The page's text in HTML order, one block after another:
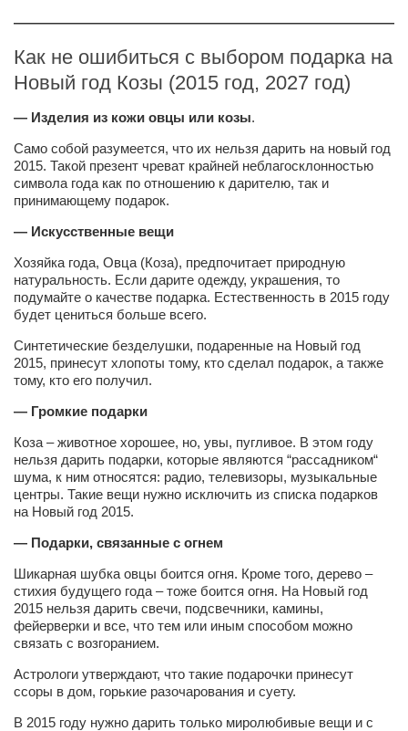
Как не ошибиться с выбором подарка на
Новый год Козы (2015 год, 2027 год)
— Изделия из кожи овцы или козы.
Само собой разумеется, что их нельзя дарить на новый год
2015. Такой презент чреват крайней неблагосклонностью
символа года как по отношению к дарителю, так и
принимающему подарок.
— Искусственные вещи
Хозяйка года, Овца (Коза), предпочитает природную
натуральность. Если дарите одежду, украшения, то
подумайте о качестве подарка. Естественность в 2015 году
будет цениться больше всего.
Синтетические безделушки, подаренные на Новый год
2015, принесут хлопоты тому, кто сделал подарок, а также
тому, кто его получил.
— Громкие подарки
Коза – животное хорошее, но, увы, пугливое. В этом году
нельзя дарить подарки, которые являются “рассадником“
шума, к ним относятся: радио, телевизоры, музыкальные
центры. Такие вещи нужно исключить из списка подарков
на Новый год 2015.
— Подарки, связанные с огнем
Шикарная шубка овцы боится огня. Кроме того, дерево –
стихия будущего года – тоже боится огня. На Новый год
2015 нельзя дарить свечи, подсвечники, камины,
фейерверки и все, что тем или иным способом можно
связать с возгоранием.
Астрологи утверждают, что такие подарочки принесут
ссоры в дом, горькие разочарования и суету.
В 2015 году нужно дарить только миролюбивые вещи и с